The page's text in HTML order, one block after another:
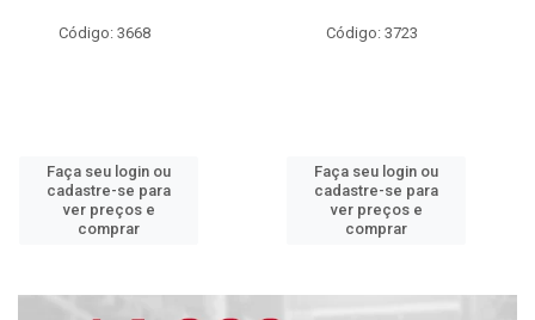
Código: 3668
Faça seu login ou
cadastre-se para
ver preços e
comprar
Código: 3723
Faça seu login ou
cadastre-se para
ver preços e
comprar